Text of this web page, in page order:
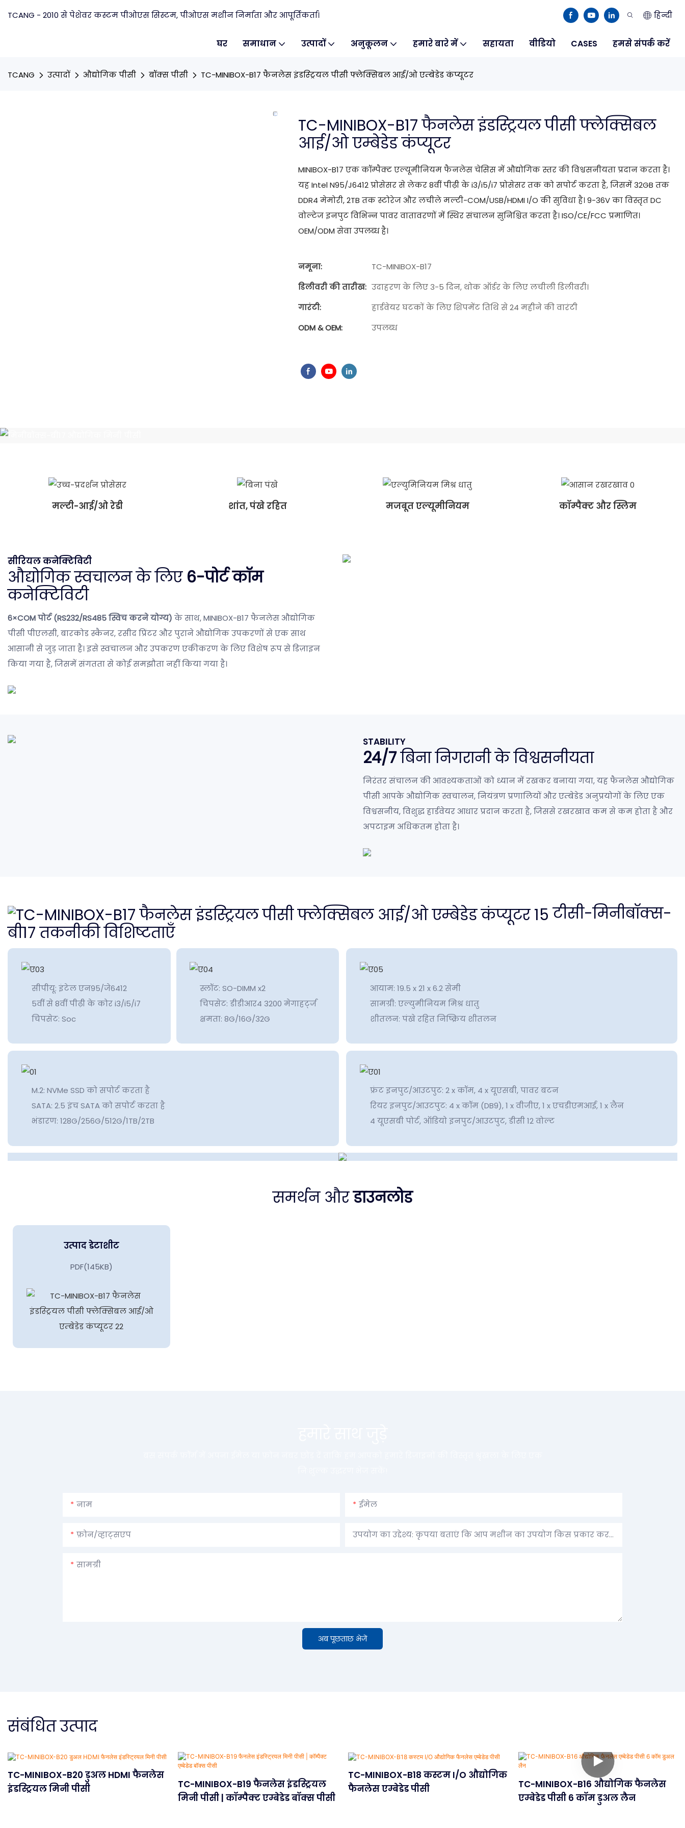
TCANG - 2010 से पेशेवर कस्टम पीओएस सिस्टम, पीओएस मशीन निर्माता और आपूर्तिकर्ता। हिन्दी
घर समाधान उत्पादों अनुकूलन हमारे बारे में सहायता वीडियो CASES हमसे संपर्क करें
TCANG उत्पादों औद्योगिक पीसी बॉक्स पीसी TC-MINIBOX-B17 फैनलेस इंडस्ट्रियल पीसी फ्लेक्सिबल आई/ओ एम्बेडेड कंप्यूटर
TC-MINIBOX-B17 फैनलेस इंडस्ट्रियल पीसी फ्लेक्सिबल
आई/ओ एम्बेडेड कंप्यूटर
MINIBOX-B17 एक कॉम्पैक्ट एल्यूमीनियम फैनलेस चेसिस में औद्योगिक स्तर की विश्वसनीयता प्रदान करता है।
यह Intel N95/J6412 प्रोसेसर से लेकर 8वीं पीढ़ी के i3/i5/i7 प्रोसेसर तक को सपोर्ट करता है, जिसमें 32GB तक
DDR4 मेमोरी, 2TB तक स्टोरेज और लचीले मल्टी-COM/USB/HDMI I/O की सुविधा है। 9-36V का विस्तृत DC
वोल्टेज इनपुट विभिन्न पावर वातावरणों में स्थिर संचालन सुनिश्चित करता है। ISO/CE/FCC प्रमाणित।
OEM/ODM सेवा उपलब्ध है।
नमूना:
TC-MINIBOX-B17
डिलीवरी की तारीख: उदाहरण के लिए 3-5 दिन, थोक ऑर्डर के लिए लचीली डिलीवरी।
गारंटी:
हार्डवेयर घटकों के लिए शिपमेंट तिथि से 24 महीने की वारंटी
ODM & OEM:
उपलब्ध
मल्टी-आई/ओ रेडी शांत, पंखे रहित मजबूत एल्यूमीनियम कॉम्पैक्ट और स्लिम
सीरियल कनेक्टिविटी
औद्योगिक स्वचालन के लिए 6-पोर्ट कॉम
कनेक्टिविटी
6×COM पोर्ट (RS232/RS485 स्विच करने योग्य) के साथ, MINIBOX-B17 फैनलेस औद्योगिक
पीसी पीएलसी, बारकोड स्कैनर, रसीद प्रिंटर और पुराने औद्योगिक उपकरणों से एक साथ
आसानी से जुड़ जाता है। इसे स्वचालन और उपकरण एकीकरण के लिए विशेष रूप से डिज़ाइन
किया गया है, जिसमें संगतता से कोई समझौता नहीं किया गया है।
STABILITY
24/7बिना निगरानी के विश्वसनीयता
निरंतर संचालन की आवश्यकताओं को ध्यान में रखकर बनाया गया, यह फैनलेस औद्योगिक
पीसी आपके औद्योगिक स्वचालन, नियंत्रण प्रणालियों और एम्बेडेड अनुप्रयोगों के लिए एक
विश्वसनीय, विशुद्ध हार्डवेयर आधार प्रदान करता है, जिससे रखरखाव कम से कम होता है और
अपटाइम अधिकतम होता है।
टीसी-मिनीबॉक्स-
बी17 तकनीकी विशिष्टताएँ
सीपीयू: इंटेल एन95/जे6412
5वीं से 8वीं पीढ़ी के कोर i3/i5/i7
चिपसेट: Soc
स्लॉट: SO-DIMM x2
चिपसेट: डीडीआर4 3200 मेगाहर्ट्ज
क्षमता: 8G/16G/32G
आयाम: 19.5 x 21 x 6.2 सेमी
सामग्री: एल्युमीनियम मिश्र धातु
शीतलन: पंखे रहित निष्क्रिय शीतलन
M.2: NVMe SSD को सपोर्ट करता है
SATA: 2.5 इंच SATA को सपोर्ट करता है
भंडारण: 128G/256G/512G/1TB/2TB
फ्रंट इनपुट/आउटपुट: 2 x कॉम, 4 x यूएसबी, पावर बटन
रियर इनपुट/आउटपुट: 4 x कॉम (DB9), 1 x वीजीए, 1 x एचडीएमआई, 1 x लैन
4 यूएसबी पोर्ट, ऑडियो इनपुट/आउटपुट, डीसी 12 वोल्ट
समर्थन औरडाउनलोड
उत्पाद डेटाशीट
PDF(145KB)
नाम ईमेल
फ़ोन/व्हाट्सएप उपयोग का उद्देश्य: कृपया बताएं कि आप मशीन का उपयोग किस प्रकार करने की योजना बना रहे हैं।
सामग्री
अब पूछताछ भेजें
संबंधित उत्पाद
TC-MINIBOX-B20 डुअल HDMI फैनलेस
इंडस्ट्रियल मिनी पीसी
TC-MINIBOX-B19 फैनलेस इंडस्ट्रियल
मिनी पीसी | कॉम्पैक्ट एम्बेडेड बॉक्स पीसी
TC-MINIBOX-B18 कस्टम I/O औद्योगिक
फैनलेस एम्बेडेड पीसी
TC-MINIBOX-B16 औद्योगिक फैनलेस
एम्बेडेड पीसी 6 कॉम डुअल लैन